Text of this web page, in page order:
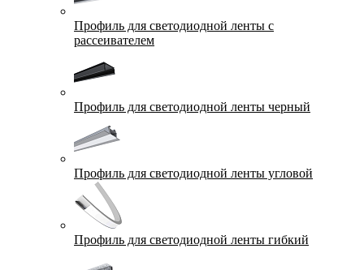
Профиль для светодиодной ленты с
рассеивателем
Профиль для светодиодной ленты черный
Профиль для светодиодной ленты угловой
Профиль для светодиодной ленты гибкий